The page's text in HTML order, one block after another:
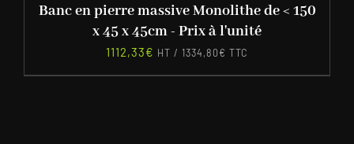
Banc en pierre massive Monolithe de < 150
x 45 x 45cm - Prix à l'unité
1112,33€ HT / 1334,80€ TTC